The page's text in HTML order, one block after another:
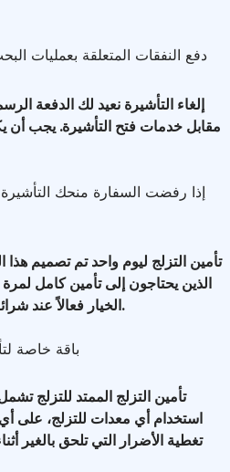
دفع النفقات المتعلقة بعمليات
إلغاء التأشيرة نعيد لك الدفعة
مقابل خدمات فتح التأشيرة. يجب
إذا رفضت السفارة منحك
تأمين التزلج ليوم واحد تم تصميم هذا
الذين يحتاجون إلى تأمين كامل
الخيار فعالاً عند شرائه قبل يوم واحد من بدء التزلج.
باقة خاصة
تأمين التزلج الممتد للتزلج تشمل
استخدام أي معدات للتزلج، على
تغطية الأضرار التي تلحق بالغير